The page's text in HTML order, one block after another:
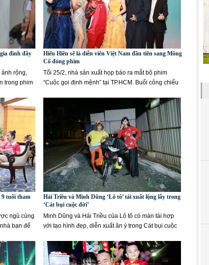
đình đầy
ảnh rộng,
trong phim
Hiếu Hiền sẽ là diễn viên Việt Nam đầu tiên sang Mông
Cổ đóng phim
Tối 25/2, nhà sản xuất họp báo ra mắt bộ phim
“Cuộc gọi định mệnh” tại TP.HCM. Buổi công chiếu
9 tuổi tham
ngủ cùng
bạn để
Hải Triều và Minh Dũng ‘Lô tô’ tái xuất lộng lẫy trong
‘Cát bụi cuộc đời’
Minh Dũng và Hải Triều của Lô tô có màn tái hợp
với tạo hình đẹp, diễn xuất ăn ý trong Cát bụi cuộc